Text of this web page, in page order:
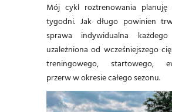
Mój cykl roztrenowania
tygodni. Jak długo powinien
sprawa indywidualna
uzależniona od wcześniejszego
treningowego, startowego,
przerw w okresie całego sezonu.